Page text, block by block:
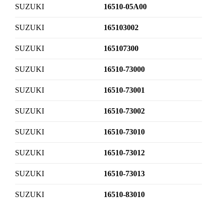
SUZUKI 16510-05A00
SUZUKI 165103002
SUZUKI 165107300
SUZUKI 16510-73000
SUZUKI 16510-73001
SUZUKI 16510-73002
SUZUKI 16510-73010
SUZUKI 16510-73012
SUZUKI 16510-73013
SUZUKI 16510-83010